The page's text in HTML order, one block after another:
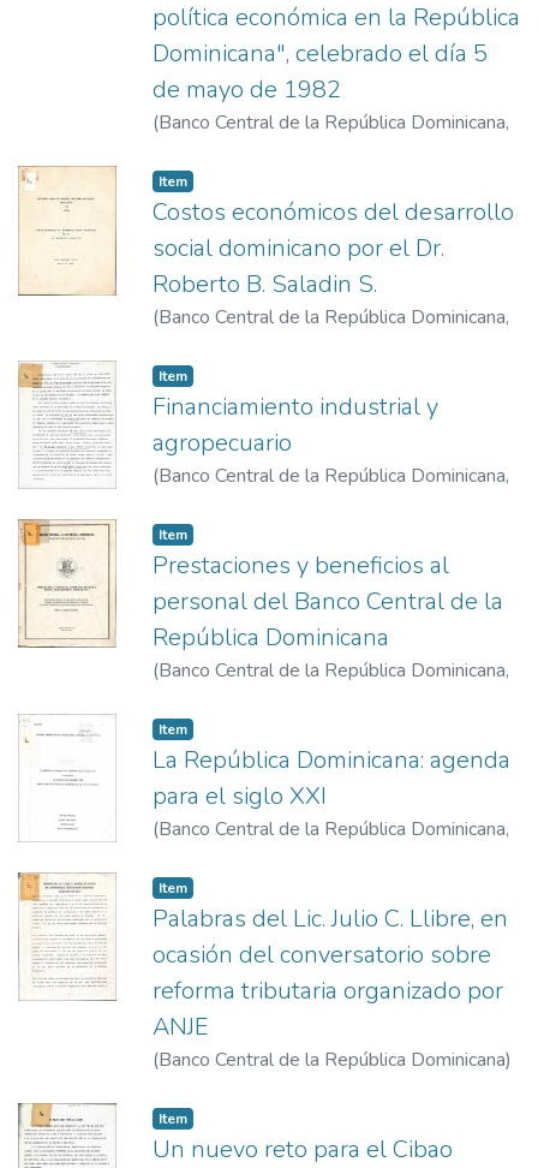
política económica en la República
Dominicana", celebrado el día 5
de mayo de 1982
(Banco Central de la República Dominicana,
Item
Costos económicos del desarrollo
social dominicano por el Dr.
Roberto B. Saladin S.
(Banco Central de la República Dominicana,
Item
Financiamiento industrial y
agropecuario
(Banco Central de la República Dominicana,
Item
Prestaciones y beneficios al
personal del Banco Central de la
República Dominicana
(Banco Central de la República Dominicana,
Item
La República Dominicana: agenda
para el siglo XXI
(Banco Central de la República Dominicana,
Item
Palabras del Lic. Julio C. Llibre, en
ocasión del conversatorio sobre
reforma tributaria organizado por
ANJE
(Banco Central de la República Dominicana)
Item
Un nuevo reto para el Cibao